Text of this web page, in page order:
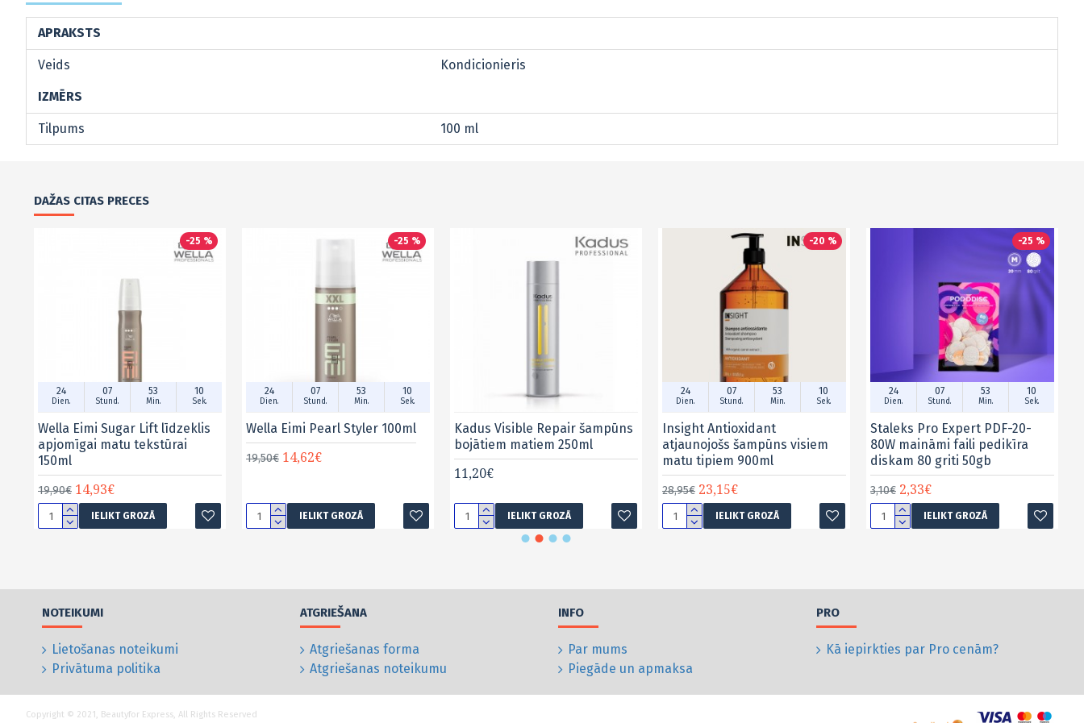
APRAKSTS
Veids Kondicionieris
IZMĒRS
Tilpums 100 ml
DAŽAS CITAS PRECES
-25 %
24
Dien.
07
Stund.
53
Min.
09
Sek.
Wella Eimi Sugar Lift līdzeklis
apjomīgai matu tekstūrai
150ml
19,90€ 14,93€
IELIKT GROZĀ
-25 %
24
Dien.
07
Stund.
53
Min.
09
Sek.
Wella Eimi Pearl Styler 100ml
19,50€ 14,62€
IELIKT GROZĀ
Kadus Visible Repair šampūns
bojātiem matiem 250ml
11,20€
IELIKT GROZĀ
-20 %
24
Dien.
07
Stund.
53
Min.
09
Sek.
Insight Antioxidant
atjaunojošs šampūns visiem
matu tipiem 900ml
28,95€ 23,15€
IELIKT GROZĀ
-25 %
24
Dien.
07
Stund.
53
Min.
09
Sek.
Staleks Pro Expert PDF-20-
80W maināmi faili pedikīra
diskam 80 griti 50gb
3,10€ 2,33€
IELIKT GROZĀ
NOTEIKUMI
Lietošanas noteikumi
Privātuma politika
ATGRIEŠANA
Atgriešanas forma
Atgriešanas noteikumu
INFO
Par mums
Piegāde un apmaksa
PRO
Kā iepirkties par Pro cenām?
Copyright © 2021, Beautyfor Express, All Rights Reserved